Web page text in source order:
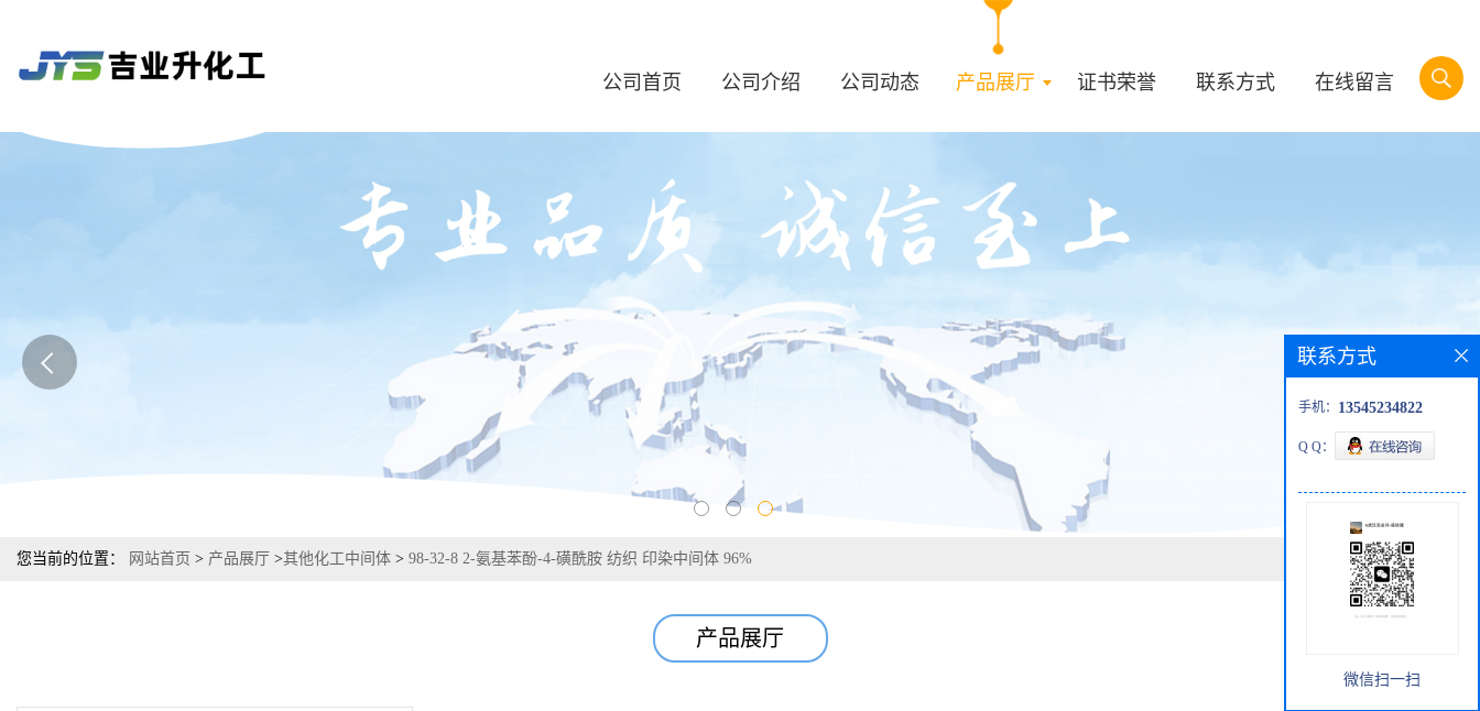
公司首页 公司介绍 公司动态 产品展厅 证书荣誉 联系方式 在线留言
您当前的位置： 网站首页 > 产品展厅 >其他化工中间体 > 98-32-8 2-氨基苯酚-4-磺酰胺 纺织 印染中间体 96%
产品展厅
联系方式
手机： 13545234822
Q Q：
微信扫一扫